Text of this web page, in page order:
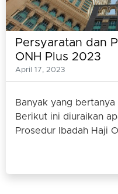
Persyaratan dan
ONH Plus 2023
April 17, 2023
Banyak yang
Berikut ini diuraikan
Prosedur Ibadah Haji